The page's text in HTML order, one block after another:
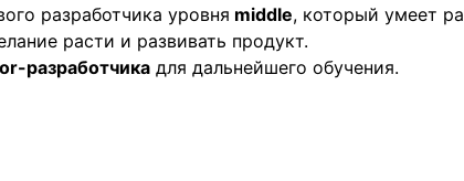
разработчика уровня middle, который умеет
расти и развивать продукт.
разработчикадля дальнейшего обучения.